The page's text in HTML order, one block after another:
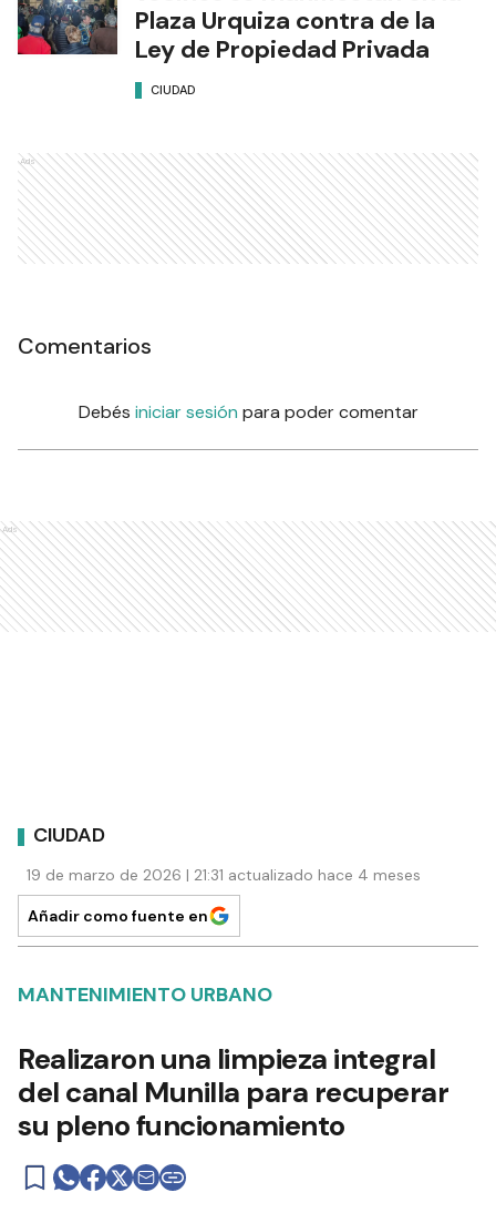
Plaza Urquiza contra de la
Ley de Propiedad Privada
CIUDAD
Ads
Comentarios
Debés iniciar sesión para poder comentar
Ads
CIUDAD
19 de marzo de 2026 | 21:31 actualizado hace 4 meses
Añadir como fuente en
MANTENIMIENTO URBANO
Realizaron una limpieza integral
del canal Munilla para recuperar
su pleno funcionamiento